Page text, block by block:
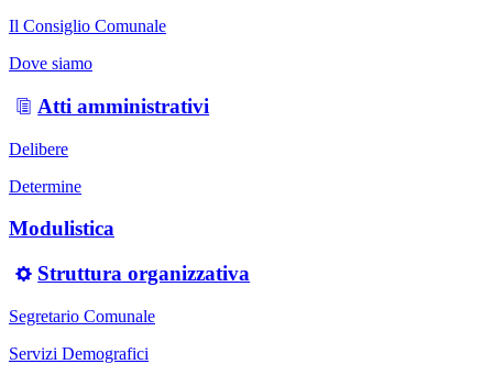
Il Consiglio Comunale
Dove siamo
Atti amministrativi
Delibere
Determine
Modulistica
Struttura organizzativa
Segretario Comunale
Servizi Demografici